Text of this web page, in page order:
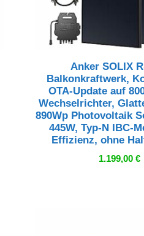
Anker SOLIX
Balkonkraftwerk,
OTA-Update auf
Wechselrichter,
890Wp Photovoltaik
445W, Typ-N IBC-
Effizienz, ohne
1.199,00 €